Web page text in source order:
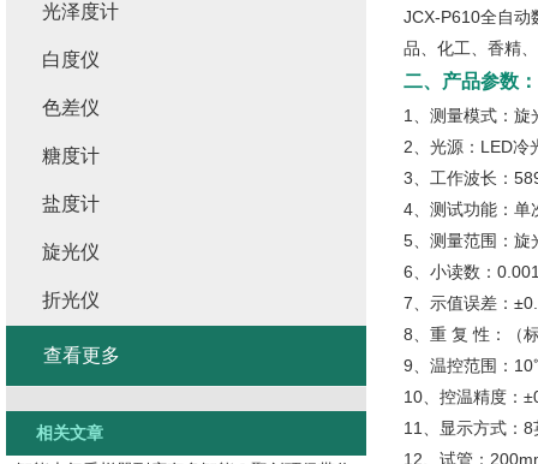
JCX-P610全自动
品、化工、香精
二、产品参数：
1、测量模式：旋
2、光源：LED冷
3、工作波长：
4、测试功能：单
5、测量范围：旋
6、小读数：
7、示值误差：
8、重 复 性：（
9、温控范围：
10、控温精度：
11、显示方式：
12、试管：
光泽度计
白度仪
色差仪
糖度计
盐度计
旋光仪
折光仪
查看更多
相关文章